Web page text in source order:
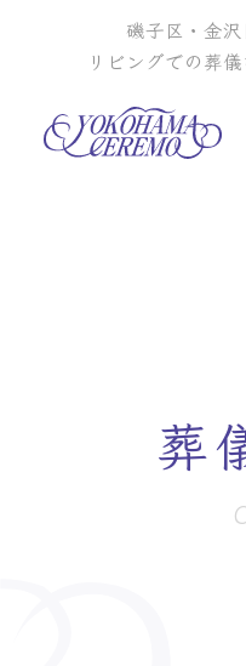
磯子区・金
リビングでの葬
葬